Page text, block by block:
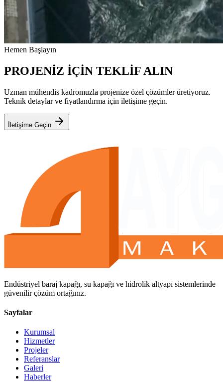
Hemen Başlayın
PROJENİZ İÇİN TEKLİF ALIN
Uzman mühendis kadromuzla projenize özel çözümler üretiyoruz.
Teknik detaylar ve fiyatlandırma için iletişime geçin.
İletişime Geçin
Endüstriyel baraj kapağı, su kapağı ve hidrolik altyapı sistemlerinde
güvenilir çözüm ortağınız.
Sayfalar
Kurumsal
Hizmetler
Projeler
Referanslar
Galeri
Haberler